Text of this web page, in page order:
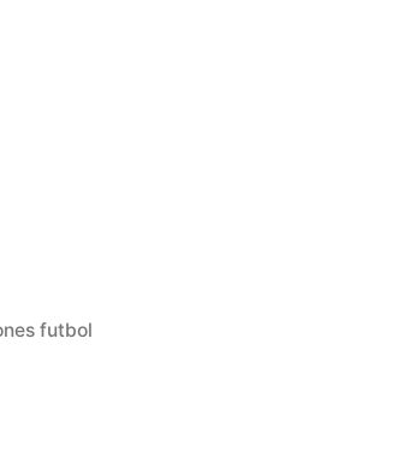
futbol